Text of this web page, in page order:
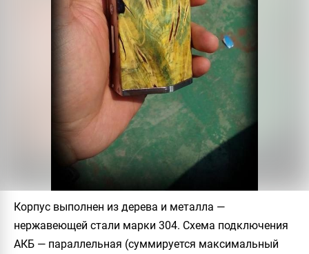
Корпус выполнен из дерева и металла —
нержавеющей стали марки 304. Схема подключения
АКБ — параллельная (суммируется максимальный